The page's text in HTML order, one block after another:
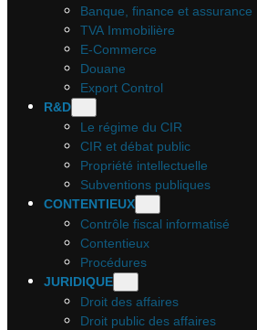
Banque, finance et assurance
TVA Immobilière
E-Commerce
Douane
Export Control
R&D
Le régime du CIR
CIR et débat public
Propriété intellectuelle
Subventions publiques
CONTENTIEUX
Contrôle fiscal informatisé
Contentieux
Procédures
JURIDIQUE
Droit des affaires
Droit public des affaires